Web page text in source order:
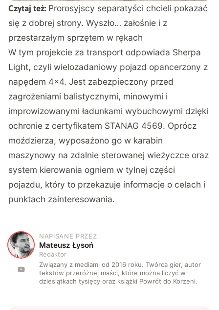
Czytaj też: Prorosyjscy separatyści chcieli pokazać
się z dobrej strony. Wyszło… żałośnie i z
przestarzałym sprzętem w rękach
W tym projekcie za transport odpowiada Sherpa
Light, czyli wielozadaniowy pojazd opancerzony z
napędem 4×4. Jest zabezpieczony przed
zagrożeniami balistycznymi, minowymi i
improwizowanymi ładunkami wybuchowymi dzięki
ochronie z certyfikatem STANAG 4569. Oprócz
moździerza, wyposażono go w karabin
maszynowy na zdalnie sterowanej wieżyczce oraz
system kierowania ogniem w tylnej części
pojazdu, który to przekazuje informacje o celach i
punktach zainteresowania.
M
NAPISANE PRZEZ
Mateusz Łysoń
Redaktor
Związany z mediami od 2016 roku. Twórca gier, autor
tekstów przeróżnej maści, które można liczyć w
dziesiątkach tysięcy oraz książki Powrót do Korzeni.